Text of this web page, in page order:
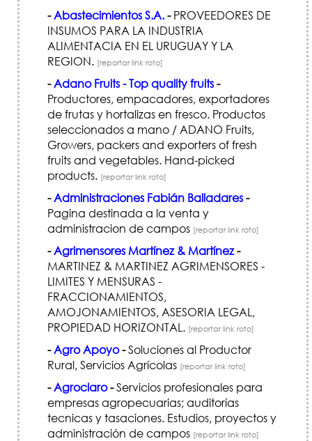
-Abastecimientos S.A.-PROVEEDORES DE
INSUMOS PARA LA INDUSTRIA
ALIMENTACIA EN EL URUGUAY Y LA
REGION. [reportar link roto]
-Adano Fruits - Top quality fruits-
Productores, empacadores, exportadores
de frutas y hortalizas en fresco. Productos
seleccionados a mano / ADANO Fruits,
Growers, packers and exporters of fresh
fruits and vegetables. Hand-picked
products. [reportar link roto]
-Administraciones Fabián Balladares-
Pagina destinada a la venta y
administracion de campos [reportar link roto]
-Agrimensores Martínez & Martínez-
MARTINEZ & MARTINEZ AGRIMENSORES -
LIMITES Y MENSURAS -
FRACCIONAMIENTOS,
AMOJONAMIENTOS, ASESORIA LEGAL,
PROPIEDAD HORIZONTAL. [reportar link roto]
-Agro Apoyo-Soluciones al Productor
Rural, Servicios Agrícolas [reportar link roto]
-Agroclaro-Servicios profesionales para
empresas agropecuarias; auditorías
tecnicas y tasaciones. Estudios, proyectos y
administración de campos [reportar link roto]